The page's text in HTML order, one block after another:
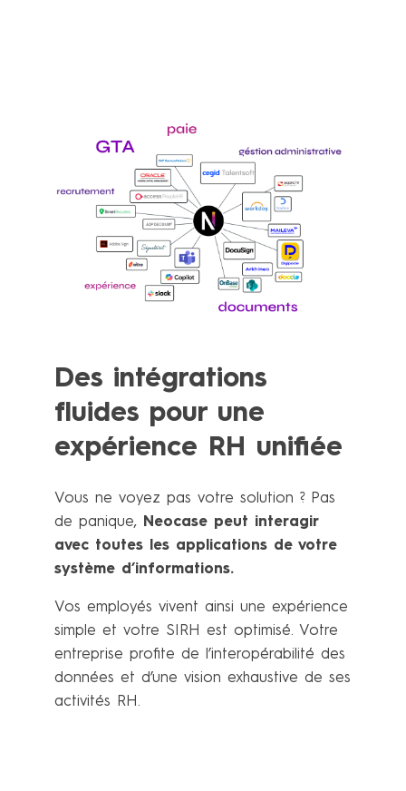
Des intégrations
fluides pour une
expérience RH unifiée
Vous ne voyez pas votre solution ? Pas
de panique, Neocase peut interagir
avec toutes les applications de votre
système d’informations.
Vos employés vivent ainsi une expérience
simple et votre SIRH est optimisé. Votre
entreprise profite de l’interopérabilité des
données et d’une vision exhaustive de ses
activités RH.